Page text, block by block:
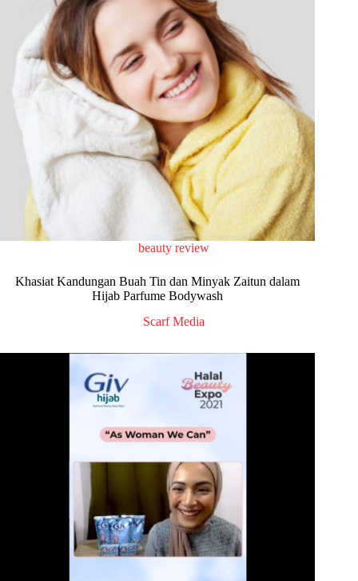
beauty review
Khasiat Kandungan Buah Tin dan Minyak Zaitun dalam
Hijab Parfume Bodywash
Scarf Media